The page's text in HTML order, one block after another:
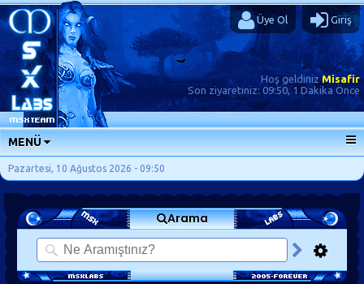
Üye Ol Giriş
Hoş geldinizMisafir
Son ziyaretiniz: 09:50, 1 Dakika Önce
MENÜ
ANA SAYFA
FORUMLAR
SORU-CEVAP
GÜNLÜKLER
SON MESAJLAR
Pazartesi, 10 Ağustos 2026 - 09:50
Arama